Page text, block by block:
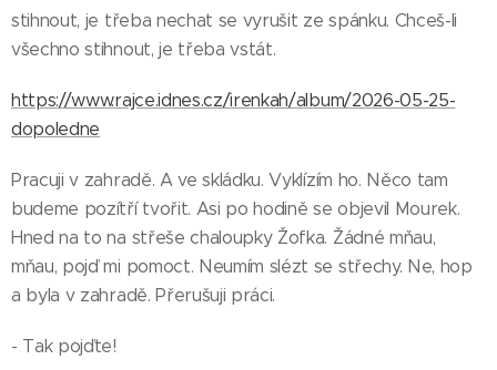
stihnout, je třeba nechat se vyrušit ze spánku. Chceš-li
všechno stihnout, je třeba vstát.
https://www.rajce.idnes.cz/irenkah/album/2026-05-25-
dopoledne
Pracuji v zahradě. A ve skládku. Vyklízím ho. Něco tam
budeme pozítří tvořit. Asi po hodině se objevil Mourek.
Hned na to na střeše chaloupky Žofka. Žádné mňau,
mňau, pojď mi pomoct. Neumím slézt se střechy. Ne, hop
a byla v zahradě. Přerušuji práci.
- Tak pojďte!